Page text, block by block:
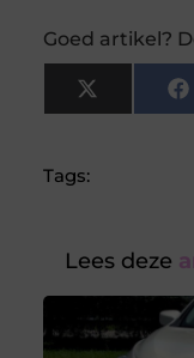
Goed artikel?
X
(Twitter)
Tags:
Lees deze